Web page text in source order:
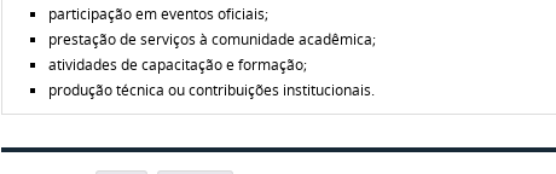
participação em eventos oficiais;
prestação de serviços à comunidade acadêmica;
atividades de capacitação e formação;
produção técnica ou contribuições institucionais.